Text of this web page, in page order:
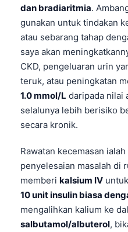
dan bradiaritmia.
gunakan untuk tindakan
atau sebarang tahap
saya akan
CKD, pengeluaran urin
teruk, atau peningkatan
1.0 mmol/L daripada nilai
selalunya lebih berisiko
secara kronik.
Rawatan kecemasan
penyelesaian masalah di
memberi kalsium IV
10 unit insulin biasa
mengalihkan kalium ke
salbutamol/albuterol,
简体中文
فارسی
Български
Dansk
Nederlands
हिन्दी
Bahasa Indonesia
Հայերեն
Íslenska
Српски језик
Svenska
Bosanski